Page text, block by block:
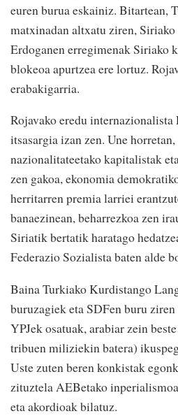
euren burua eskainiz. Bitartean,
matxinadan altxatu ziren,
Erdoganen erregimenak Siriako
blokeoa apurtzea ere lortuz.
erabakigarria.
Rojavako eredu
itsasargia izan zen. Une
nazionalitateetako kapitalistak
zen gakoa, ekonomia
herritarren premia larriei
banaezinean, beharrezkoa zen
Siriatik bertatik haratago
Federazio Sozialista baten alde
Baina Turkiako Kurdistango
buruzagiek eta SDFen buru
YPJek osatuak, arabiar zein
tribuen miliziekin batera)
Uste zuten beren konkistak
zituztela AEBetako
eta akordioak bilatuz.